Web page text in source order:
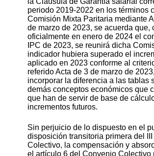
periodo 2019-2022 en los términos
Comisión Mixta Paritaria mediante
de marzo de 2023, se acuerda que,
oficialmente en enero de 2024 el
IPC de 2023, se reunirá dicha
indicador hubiera superado el
aplicado en 2023 conforme al
referido Acta de 3 de marzo de
incorporar la diferencia a las tablas
demás conceptos económicos que
que han de servir de base de
incrementos futuros.
Sin perjuicio de lo dispuesto en el
disposición transitoria primera del
Colectivo, la compensación y
el artículo 6 del Convenio Colectivo